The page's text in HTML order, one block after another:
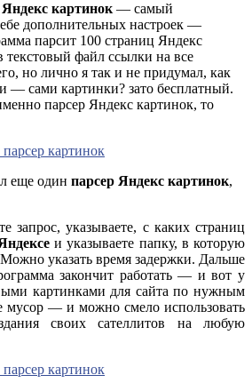
Яндекс картинок — самый
дополнительных настроек —
парсит 100 страниц Яндекс
текстовый файл ссылки на все
но лично я так и не придумал, как
— сами картинки? зато бесплатный.
парсер Яндекс картинок, то
еще один парсер Яндекс картинок,
запрос, указываете, с каких страниц
и указываете папку, в которую
Можно указать время задержки. Дальше
закончит работать — и вот у
картинками для сайта по нужным
мусор — и можно смело использовать
своих сателлитов на любую